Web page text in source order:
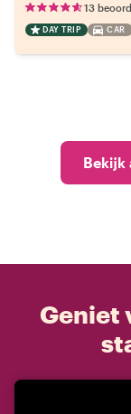
13
DAY TRIP CAR
Bekijk
Geniet